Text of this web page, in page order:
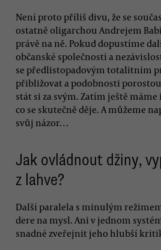
Není proto příliš divu, že se
ostatně oligarchou Andrejem
právě na ně. Pokud dopustíme
občanské společnosti a
se předlistopadovým totalitním
přibližovat a podobnosti
stát si za svým. Zatím ještě
co se skutečně děje. A můžeme
svůj názor…
Jak ovládnout džiny,
z lahve?
Další paralela s minulým
dere na mysl. Ani v jednom
snadné zveřejnit jeho hlubší